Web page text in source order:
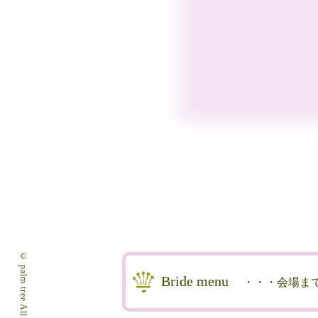
Bride menu ・・・会場ま